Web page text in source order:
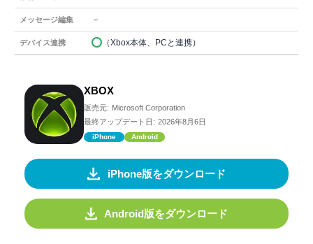
メッセージ編集 －
デバイス連携 （Xbox本体、PCと連携）
XBOX
販売元: Microsoft Corporation
最終アップデート日: 2026年8月6日
iPhone Android
iPhone版をダウンロード
Android版をダウンロード